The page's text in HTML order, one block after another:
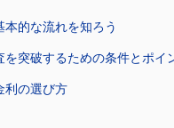
的な流れを知ろう
突破するための条件とポイ
利の選び方